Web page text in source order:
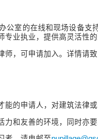
公室的在线和现场设备支
专业执业，提供高灵活性
师，可申请加入。详情请
能的申请人，对建筑法律
力和友善的环境，同时亦